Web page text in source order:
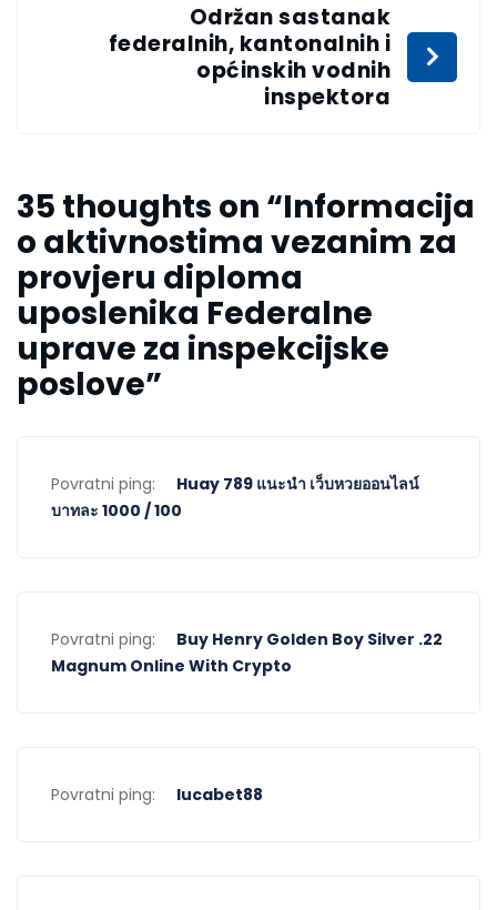
Održan sastanak
federalnih, kantonalnih i
općinskih vodnih
inspektora
35 thoughts on “Informacija
o aktivnostima vezanim za
provjeru diploma
uposlenika Federalne
uprave za inspekcijske
poslove”
Povratni ping:
Huay 789 แนะนำ เว็บหวยออนไลน์
บาทละ 1000 / 100
Povratni ping:
Buy Henry Golden Boy Silver .22
Magnum Online With Crypto
Povratni ping: lucabet88